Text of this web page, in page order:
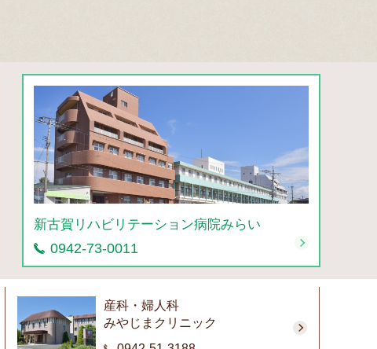
新古賀リハビリテーション病院みらい
0942-73-0011
産科・婦人科
みやじまクリニック